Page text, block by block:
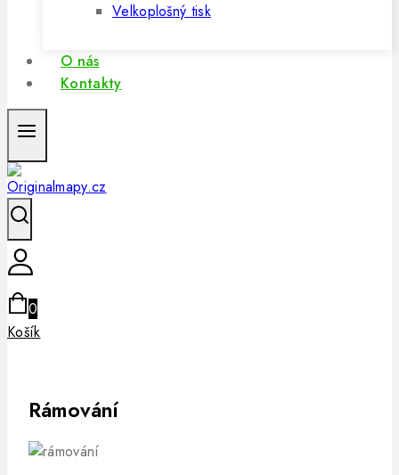
Velkoplošný tisk
O nás
Kontakty
0
Košík
Rámování